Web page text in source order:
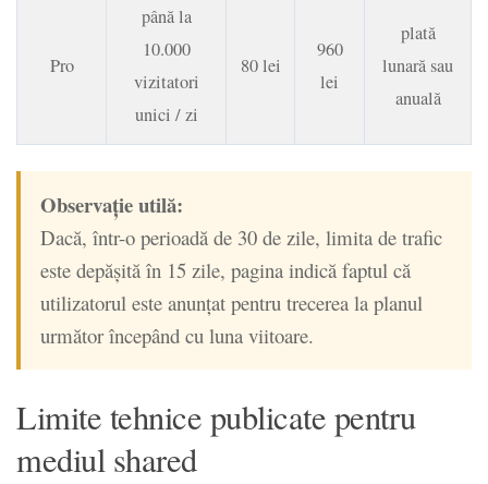
Pro
până la
10.000
vizitatori
unici / zi
80 lei
960
lei
plată
lunară sau
anuală
Observație utilă:
Dacă, într-o perioadă de 30 de zile, limita de trafic
este depășită în 15 zile, pagina indică faptul că
utilizatorul este anunțat pentru trecerea la planul
următor începând cu luna viitoare.
Limite tehnice publicate pentru
mediul shared